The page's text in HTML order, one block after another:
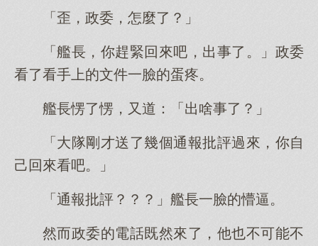
「歪，政委，怎麼了？」
「艦長，你趕緊回來吧，出事了。」政委
看了看手上的文件一臉的蛋疼。
艦長愣了愣，又道：「出啥事了？」
「大隊剛才送了幾個通報批評過來，你自
己回來看吧。」
「通報批評？？？」艦長一臉的懵逼。
然而政委的電話既然來了，他也不可能不